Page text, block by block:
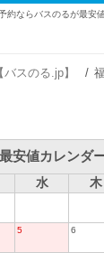
約ならバスのるが最安
スのる.jp】
安値カレンダ
水 木
5 6